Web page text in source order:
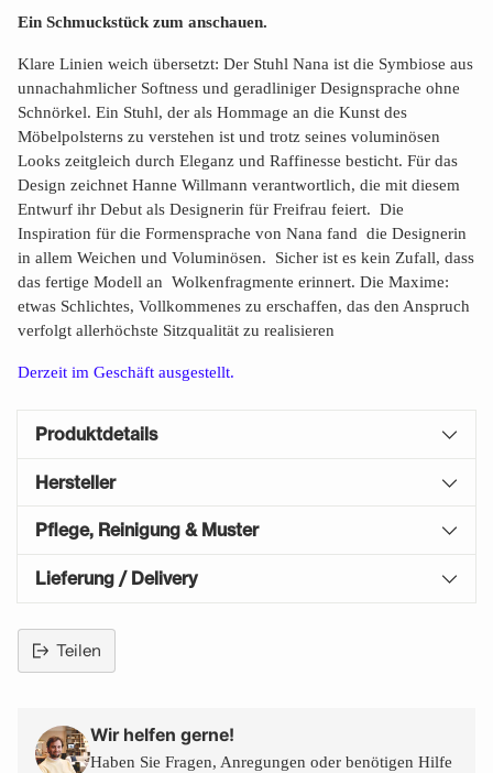
Ein Schmuckstück zum anschauen.
Klare Linien weich übersetzt: Der Stuhl Nana ist die Symbiose aus
unnachahmlicher Softness und gerad­liniger Designsprache ohne
Schnörkel. Ein Stuhl, der als Hommage an die Kunst des
Möbelpolsterns zu verste­hen ist und trotz seines voluminösen
Looks zeitgleich durch Eleganz und Raffinesse besticht. Für das
Design zeichnet Hanne Willmann verantwortlich, die mit diesem
Entwurf ihr Debut als Designerin für Freifrau feiert. Die
Inspiration für die Formensprache von Nana fand die Designerin
in allem Weichen und Voluminösen. Sicher ist es kein Zufall, dass
das fertige Modell an Wolkenfragmente erinnert. Die Maxime:
etwas Schlich­tes, Vollkommenes zu erschaffen, das den Anspruch
verfolgt allerhöchste Sitzqualität zu realisieren
Derzeit im Geschäft ausgestellt.
Produktdetails
Hersteller
Pflege, Reinigung & Muster
Lieferung / Delivery
Teilen
den
Warenkorb
Wir helfen gerne!
Haben Sie Fragen, Anregungen oder benötigen Hilfe